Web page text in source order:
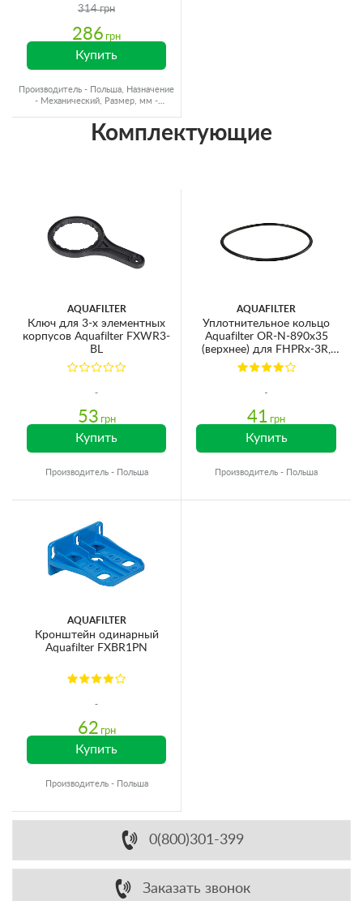
314 грн
286 грн
Купить
Производитель - Польша, Назначение
- Механический, Размер, мм -
Комплектующие
AQUAFILTER
Ключ для 3-х элементных
корпусов Aquafilter FXWR3-
BL
53 грн
Купить
Производитель - Польша
AQUAFILTER
Уплотнительное кольцо
Aquafilter OR-N-890х35
(верхнее) для FHPRx-3R,
FHPRx-3VR
41 грн
Купить
Производитель - Польша
AQUAFILTER
Кронштейн одинарный
Aquafilter FXBR1PN
62 грн
Купить
Производитель - Польша
0(800)301-399
Заказать звонок